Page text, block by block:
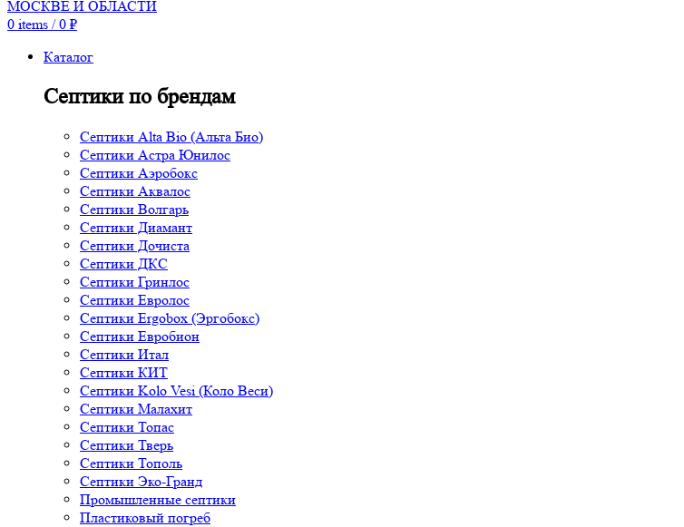
0 items / 0 ₽
Каталог
Септики по брендам
Септики Alta Bio (Альта Био)
Септики Астра Юнилос
Септики Аэробокс
Септики Аквалос
Септики Волгарь
Септики Диамант
Септики Дочиста
Септики ДКС
Септики Гринлос
Септики Евролос
Септики Ergobox (Эргобокс)
Септики Евробион
Септики Итал
Септики КИТ
Септики Kolo Vesi (Коло Веси)
Септики Малахит
Септики Топас
Септики Тверь
Септики Тополь
Септики Эко-Гранд
Промышленные септики
Пластиковый погреб